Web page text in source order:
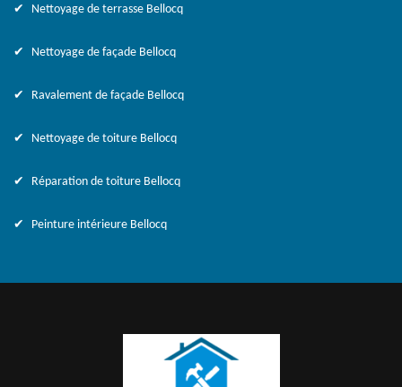
Nettoyage de terrasse Bellocq
Nettoyage de façade Bellocq
Ravalement de façade Bellocq
Nettoyage de toiture Bellocq
Réparation de toiture Bellocq
Peinture intérieure Bellocq